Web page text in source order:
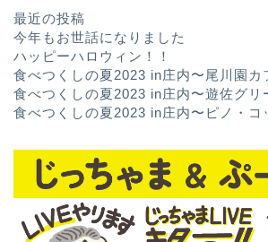
最近の投稿
今年もお世話になりました
ハッピーハロウィン！！
食べつくしの夏2023 in庄内〜尾川園カ
食べつくしの夏2023 in庄内〜遊佐グリ
食べつくしの夏2023 in庄内〜ピノ・コ